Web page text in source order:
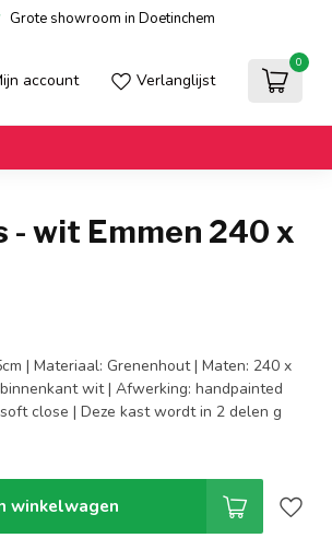
Grote showroom in Doetinchem
account Verlanglijst
0
wit Emmen 240 x
| Materiaal: Grenenhout | Maten: 240 x
wit | Afwerking: handpainted
close | Deze kast wordt in 2 delen g
winkelwagen